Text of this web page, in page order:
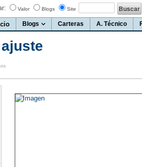
Valor Blogs Site
Blogs Carteras A. Técnico